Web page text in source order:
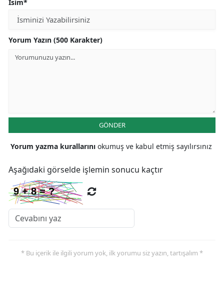
İsim*
Yorum Yazın (500 Karakter)
GÖNDER
Yorum yazma kurallarını okumuş ve kabul etmiş sayılırsınız
Aşağıdaki görselde işlemin sonucu kaçtır
* Bu içerik ile ilgili yorum yok, ilk yorumu siz yazın, tartışalım *